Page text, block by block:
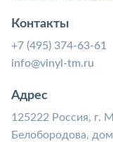
Контакты
+7 (495) 374-63-61
info@vinyl-tm.ru
Адрес
125222 Россия, г.
Белобородова,